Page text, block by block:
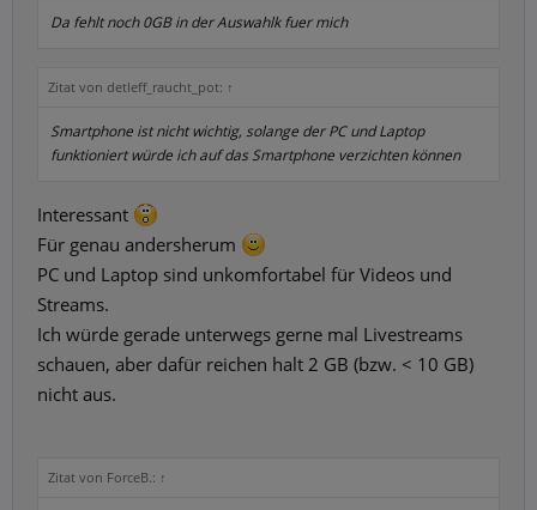
Da fehlt noch 0GB in der Auswahlk fuer mich
Zitat von detleff_raucht_pot: ↑
Smartphone ist nicht wichtig, solange der PC und Laptop
funktioniert würde ich auf das Smartphone verzichten können
Interessant
Für genau andersherum
PC und Laptop sind unkomfortabel für Videos und
Streams.
Ich würde gerade unterwegs gerne mal Livestreams
schauen, aber dafür reichen halt 2 GB (bzw. < 10 GB)
nicht aus.
Zitat von ForceB.: ↑